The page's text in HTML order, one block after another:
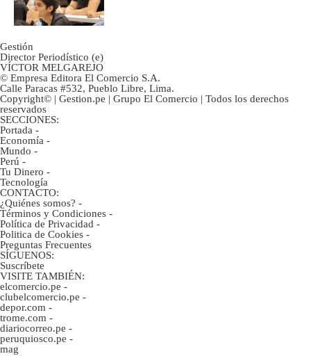
Gestión
Director Periodístico (e)
VÍCTOR MELGAREJO
© Empresa Editora El Comercio S.A.
Calle Paracas #532, Pueblo Libre, Lima.
Copyright© | Gestion.pe | Grupo El Comercio | Todos los derechos
reservados
SECCIONES:
Portada -
Economía -
Mundo -
Perú -
Tu Dinero -
Tecnología
CONTACTO:
¿Quiénes somos? -
Términos y Condiciones -
Política de Privacidad -
Politica de Cookies -
Preguntas Frecuentes
SÍGUENOS:
Suscríbete
VISITE TAMBIÉN:
elcomercio.pe -
clubelcomercio.pe -
depor.com -
trome.com -
diariocorreo.pe -
peruquiosco.pe -
mag